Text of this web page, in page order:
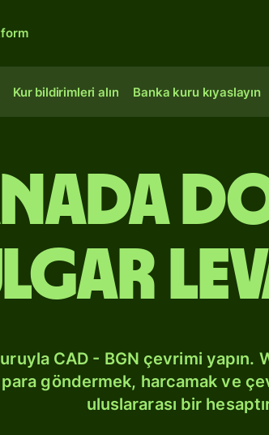
Kur bildirimleri alın Banka kuru kıyaslayın
CAD - BGN çevrimi yapın.
göndermek, harcamak ve
uluslararası bir